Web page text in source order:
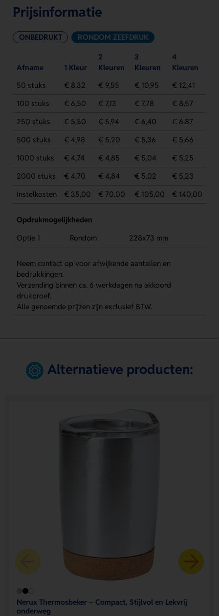
Prijsinformatie
ONBEDRUKT RONDOM ZEEFDRUK
Afname 1 Kleur
2
Kleuren
3
Kleuren
4
Kleuren
50 stuks
€ 8,32 € 9,55 € 10,95
€ 12,41
100 stuks
€ 6,50 € 7,13 € 7,78
€ 8,57
250 stuks
€ 5,50 € 5,94 € 6,40
€ 6,87
500 stuks
€ 4,98 € 5,20 € 5,36
€ 5,66
1000 stuks
€ 4,74 € 4,85 € 5,04
€ 5,25
2000 stuks
€ 4,70 € 4,84 € 5,02
€ 5,23
Instelkosten
€ 35,00 € 70,00 € 105,00 € 140,00
Opdrukmogelijkheden
Optie 1
Rondom 228x73 mm
Neem contact op voor afwijkende aantallen en
bedrukkingen.
Verzending binnen ca. 6 werkdagen na akkoord
drukproef.
Alle genoemde prijzen zijn exclusief BTW.
Alternatieve producten:
Nerux Thermosbeker – Compact, Stijlvol en Lekvrij
onderweg